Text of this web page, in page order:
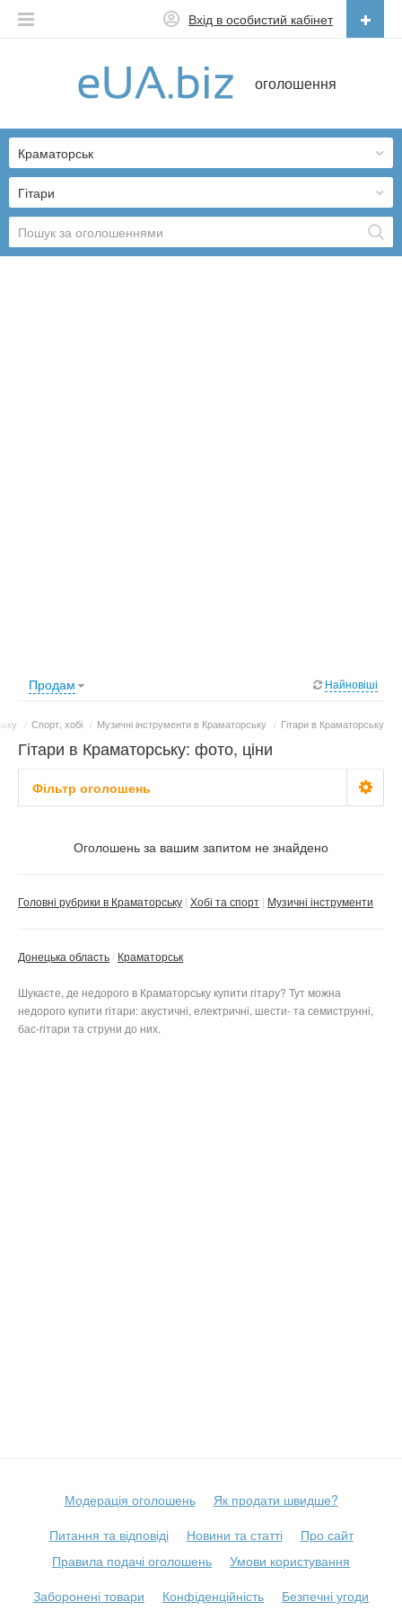
оголошення
Вхід в особистий кабінет
Українська
Гітари
Краматорськ
Продам Найновіші
/ Спорт, хобі / Музичні інструменти в Краматорську / Гітари в Краматорську
Гітари в Краматорську: фото, ціни
Фільтр оголошень
Не важливо
Не важливо
Б/в
Не важливо
Приватне
Бізнес
Оголошень за вашим запитом не знайдено
Головні рубрики в Краматорську Хобі та спорт Музичні інструменти
Донецька область Краматорськ
Шукаєте, де недорого в Краматорську купити гітару? Тут можна
недорого купити гітари: акустичні, електричні, шести- та семиструнні,
бас-гітари та струни до них.
Модерація оголошень
Як продати швидше?
Питання та відповіді
Новини та статті
Про сайт
Правила подачі оголошень
Умови користування
Заборонені товари
Конфіденційність Безпечні угоди